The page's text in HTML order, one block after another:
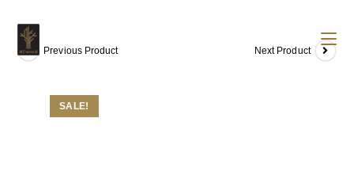
SALE!
Previous Product Next Product